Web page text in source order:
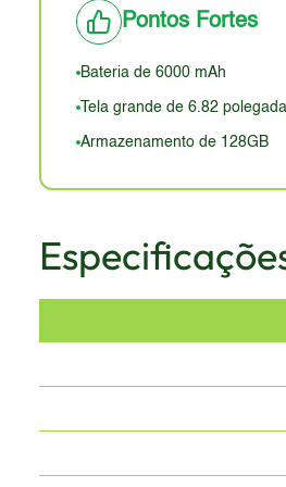
Em 2026, o design pode
Pontos Fortes
Bateria de 6000 mAh
Tela grande de 6.82
Armazenamento de 128GB